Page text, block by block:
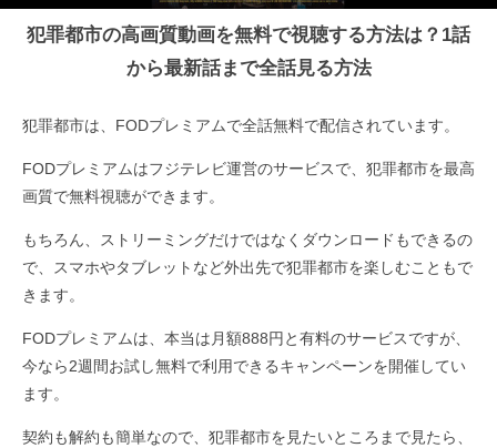
犯罪都市の高画質動画を無料で視聴する方法は？1話
から最新話まで全話見る方法
犯罪都市は、FODプレミアムで全話無料で配信されています。
FODプレミアムはフジテレビ運営のサービスで、犯罪都市を最高
画質で無料視聴ができます。
もちろん、ストリーミングだけではなくダウンロードもできるの
で、スマホやタブレットなど外出先で犯罪都市を楽しむこともで
きます。
FODプレミアムは、本当は月額888円と有料のサービスですが、
今なら2週間お試し無料で利用できるキャンペーンを開催してい
ます。
契約も解約も簡単なので、犯罪都市を見たいところまで見たら、